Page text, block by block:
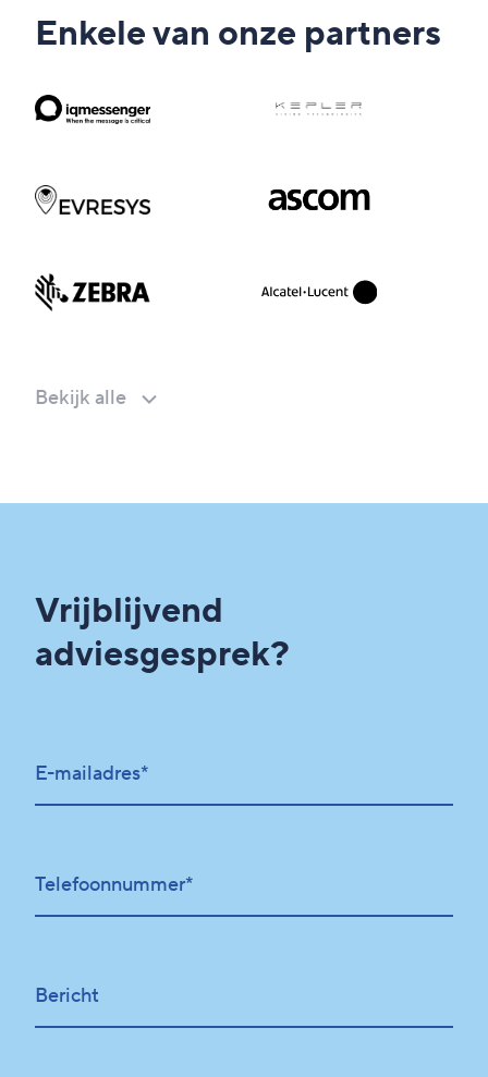
Enkele van onze partners
Bekijk alle
Vrijblijvend
adviesgesprek?
E-mailadres*
Telefoonnummer*
Bericht